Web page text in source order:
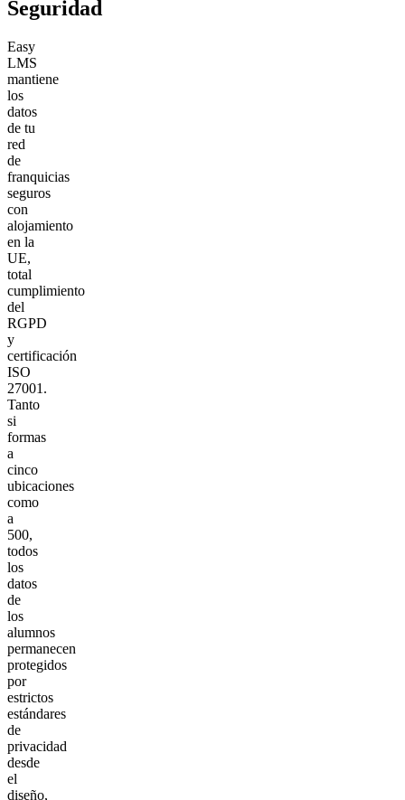
Seguridad
Easy
LMS
mantiene
los
datos
de tu
red
de
franquicias
seguros
con
alojamiento
en la
UE,
total
cumplimiento
del
RGPD
y
certificación
ISO
27001.
Tanto
si
formas
a
cinco
ubicaciones
como
a
500,
todos
los
datos
de
los
alumnos
permanecen
protegidos
por
estrictos
estándares
de
privacidad
desde
el
diseño,